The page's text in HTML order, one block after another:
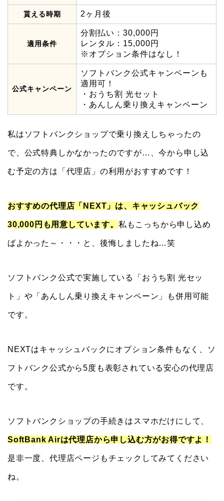
貰える時期 2ヶ月後
適用条件
分割払い：30,000円
レンタル：15,000円
※オプション条件はなし！
公式キャンペーン
ソフトバンク公式キャンペーンも
適用可！
・おうち割 光セット
・あんしん乗り換えキャンペーン
私はソフトバンクショップで乗り換えしちゃったの
で、公式特典しかなかったのですが…、今から申し込
む予定の方は「代理店」の利用がおすすめです！
おすすめの代理店「NEXT」は、キャッシュバック
30,000円も用意しています。 私もこっちから申し込め
ばよかった～・・・と、後悔しましたね…笑
ソフトバンク公式で実施している「おうち割 光セッ
ト」や「あんしん乗り換えキャンペーン」も併用可能
です。
NEXTはキャッシュバックにオプション条件もなく、ソ
フトバンク公式から5度も表彰されている安心の代理店
です。
ソフトバンクショップの手続きはスマホだけにして、
SoftBank Airは代理店から申し込む方がお得ですよ！
是非一度、代理店ページもチェックしてみてください
ね。